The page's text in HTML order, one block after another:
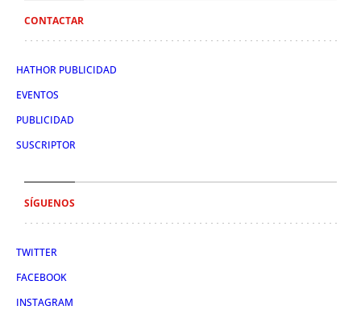
CONTACTAR
HATHOR PUBLICIDAD
EVENTOS
PUBLICIDAD
SUSCRIPTOR
SÍGUENOS
TWITTER
FACEBOOK
INSTAGRAM